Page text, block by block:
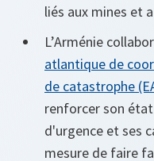
liés aux mines et
L’Arménie
atlantique de
de catastrophe
renforcer son
d'urgence et ses
mesure de faire